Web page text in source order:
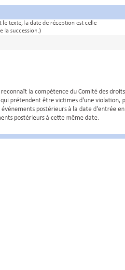
texte, la date de réception est celle
la succession.)
la compétence du Comité des
prétendent être victimes d'une
postérieurs à la date d'entrée
postérieurs à cette même date.